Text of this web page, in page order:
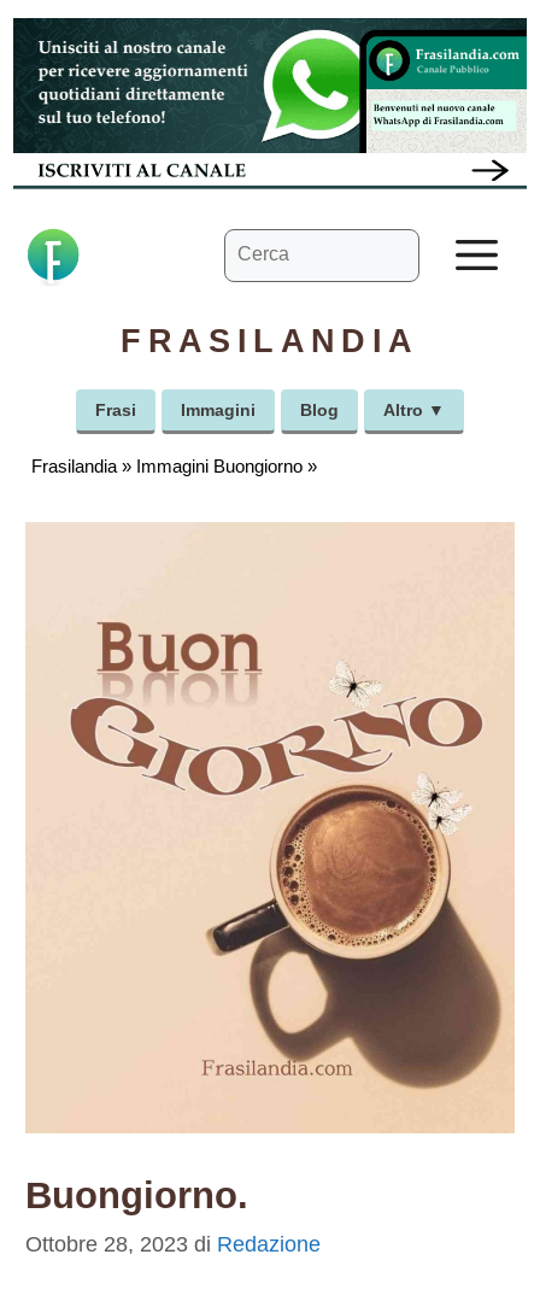
Vai
contenuto
Ricerca
per:
FRASILANDIA
Frasi Immagini Blog Altro ▼
Frasilandia » Immagini Buongiorno »
Buongiorno.
Ottobre 28, 2023 di Redazione